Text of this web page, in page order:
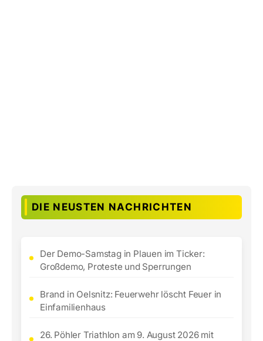
DIE NEUSTEN NACHRICHTEN
Der Demo-Samstag in Plauen im Ticker:
Großdemo, Proteste und Sperrungen
Brand in Oelsnitz: Feuerwehr löscht Feuer in
Einfamilienhaus
26. Pöhler Triathlon am 9. August 2026 mit